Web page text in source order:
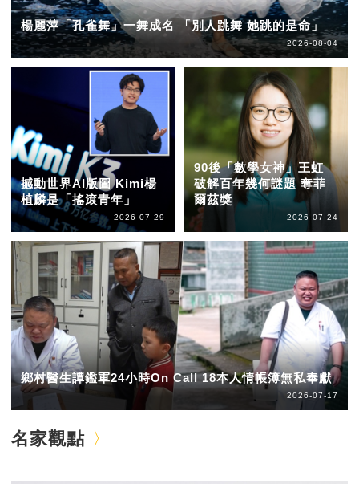
楊麗萍「孔雀舞」一舞成名 「別人跳舞 她跳的是命」
2026-08-04
撼動世界AI版圖 Kimi楊
植麟是「搖滾青年」
2026-07-29
90後「數學女神」王虹
破解百年幾何謎題 奪菲
爾茲獎
2026-07-24
鄉村醫生譚鑑軍24小時On Call 18本人情帳簿無私奉獻
2026-07-17
名家觀點